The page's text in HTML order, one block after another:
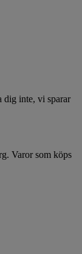
dig inte, vi sparar
Varor som köps